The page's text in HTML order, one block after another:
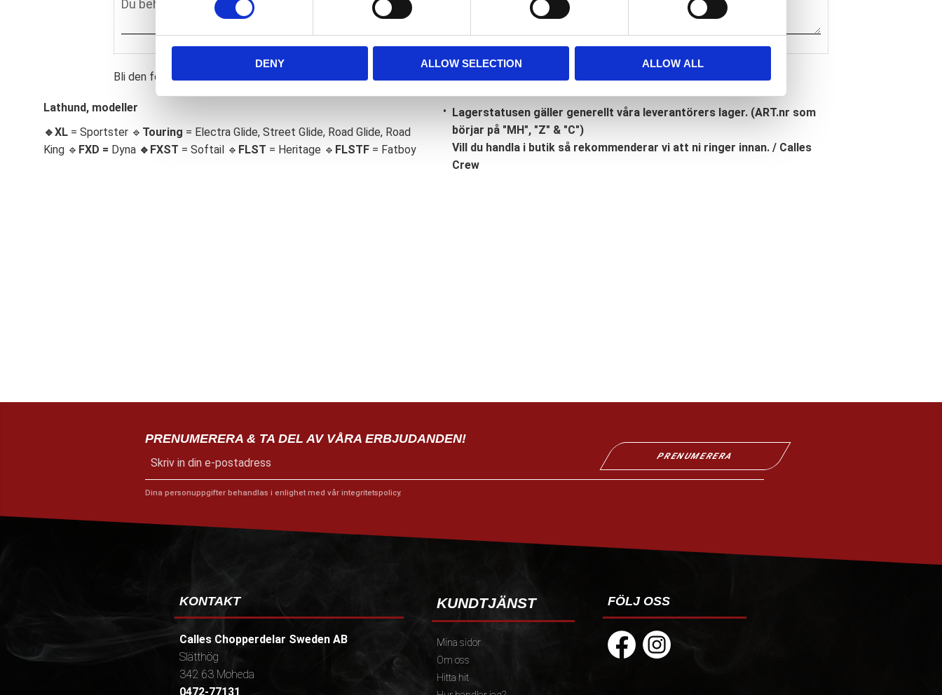
S
e
e
c
DENY ALLOW SELECTION ALLOW ALL
Bli den första att lämna ett omdöme.
Lathund, modeller
🔹XL = Sportster 🔹 Touring = Electra Glide, Street Glide, Road Glide, Road
King 🔹 FXD = Dyna 🔹 FXST = Softail 🔹 FLST = Heritage 🔹 FLSTF = Fatboy
Lagerstatusen gäller generellt våra leverantörers lager. (ART.nr som
börjar på "MH", "Z" & "C")
Vill du handla i butik så rekommenderar vi att ni ringer innan. / Calles
Crew
PRENUMERERA & TA DEL AV VÅRA ERBJUDANDEN!
PRENUMERERA
Dina personuppgifter behandlas i enlighet med vår integritetspolicy.
KONTAKT
Calles Chopperdelar Sweden AB
Slätthög
342 63 Moheda
0472-77131
KUNDTJÄNST
Mina sidor
Om oss
Hitta hit
FÖLJ OSS